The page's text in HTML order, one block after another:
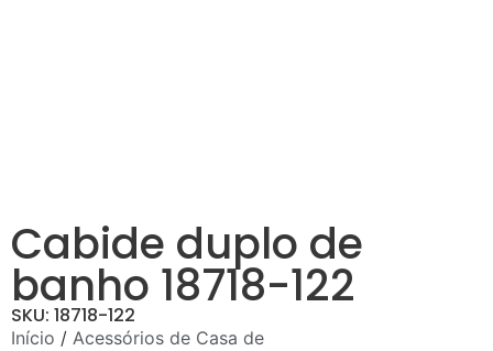
Cabide duplo de
banho 18718-122
SKU: 18718-122
Início / Acessórios de Casa de